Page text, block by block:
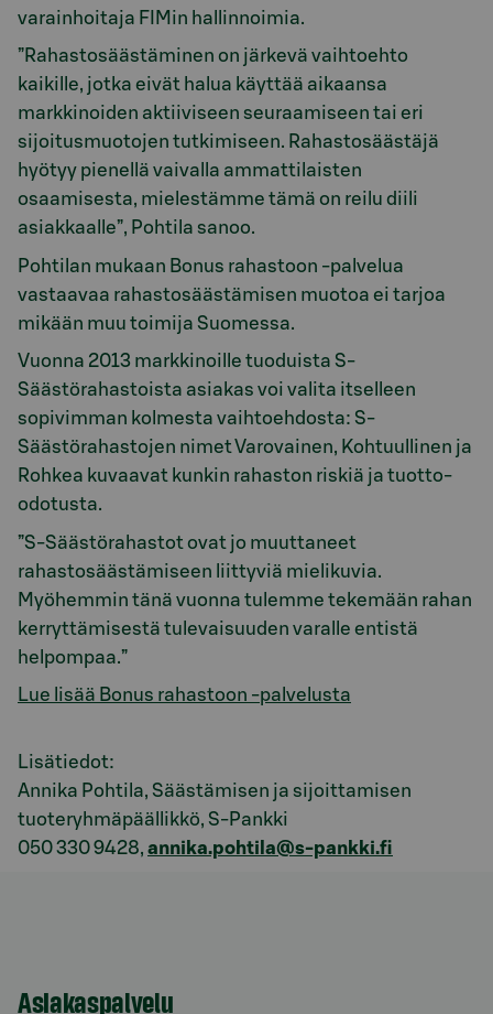
varainhoitaja FIMin hallinnoimia.
”Rahastosäästäminen on järkevä vaihtoehto
kaikille, jotka eivät halua käyttää aikaansa
markkinoiden aktiiviseen seuraamiseen tai eri
sijoitusmuotojen tutkimiseen. Rahastosäästäjä
hyötyy pienellä vaivalla ammattilaisten
osaamisesta, mielestämme tämä on reilu diili
asiakkaalle”, Pohtila sanoo.
Pohtilan mukaan Bonus rahastoon -palvelua
vastaavaa rahastosäästämisen muotoa ei tarjoa
mikään muu toimija Suomessa.
Vuonna 2013 markkinoille tuoduista S-
Säästörahastoista asiakas voi valita itselleen
sopivimman kolmesta vaihtoehdosta: S-
Säästörahastojen nimet Varovainen, Kohtuullinen ja
Rohkea kuvaavat kunkin rahaston riskiä ja tuotto-
odotusta.
”S-Säästörahastot ovat jo muuttaneet
rahastosäästämiseen liittyviä mielikuvia.
Myöhemmin tänä vuonna tulemme tekemään rahan
kerryttämisestä tulevaisuuden varalle entistä
helpompaa.”
Lue lisää Bonus rahastoon -palvelusta
Lisätiedot:
Annika Pohtila, Säästämisen ja sijoittamisen
tuoteryhmäpäällikkö, S-Pankki
050 330 9428, annika.pohtila@s-pankki.fi
Asiakaspalvelu